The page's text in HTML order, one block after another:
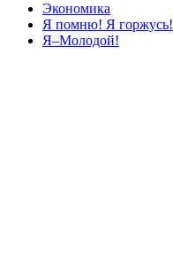
Экономика
Я помню! Я горжусь!
Я–Молодой!